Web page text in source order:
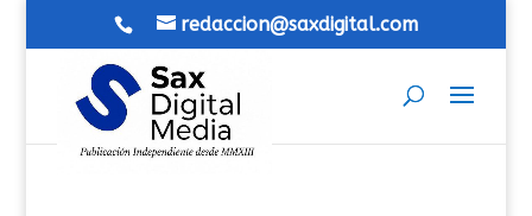
redaccion@saxdigital.com